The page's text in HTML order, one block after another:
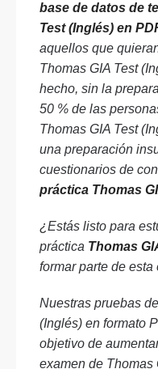
base de datos de
Test (Inglés) en
aquellos que
Thomas GIA Test
hecho, sin la
50 % de las
Thomas GIA Test
una preparación
cuestionarios de
práctica Thomas
¿Estás listo para
práctica Thomas
formar parte de esta
Nuestras pruebas
(Inglés) en formato
objetivo de
examen de Thomas